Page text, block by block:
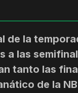
de la
las
tanto las
de la